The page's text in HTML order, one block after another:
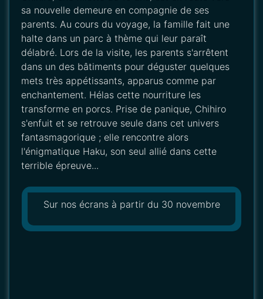
sa nouvelle demeure en compagnie de ses
parents. Au cours du voyage, la famille fait une
halte dans un parc à thème qui leur paraît
délabré. Lors de la visite, les parents s'arrêtent
dans un des bâtiments pour déguster quelques
mets très appétissants, apparus comme par
enchantement. Hélas cette nourriture les
transforme en porcs. Prise de panique, Chihiro
s'enfuit et se retrouve seule dans cet univers
fantasmagorique ; elle rencontre alors
l'énigmatique Haku, son seul allié dans cette
terrible épreuve...
Sur nos écrans à partir du 30 novembre